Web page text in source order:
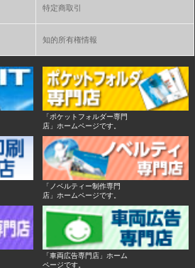
特定商取引
知的所有権情報
「ポケットフォルダー専門
店」ホームページです。
「ノベルティー制作専門
店」ホームページです。
「車両広告専門店」ホーム
ページです。